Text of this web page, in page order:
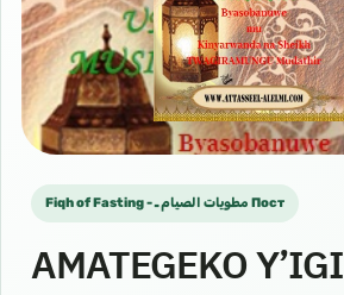
Fiqh of Fasting - مطويات الصيام ـ Пост
AMATEGEKO